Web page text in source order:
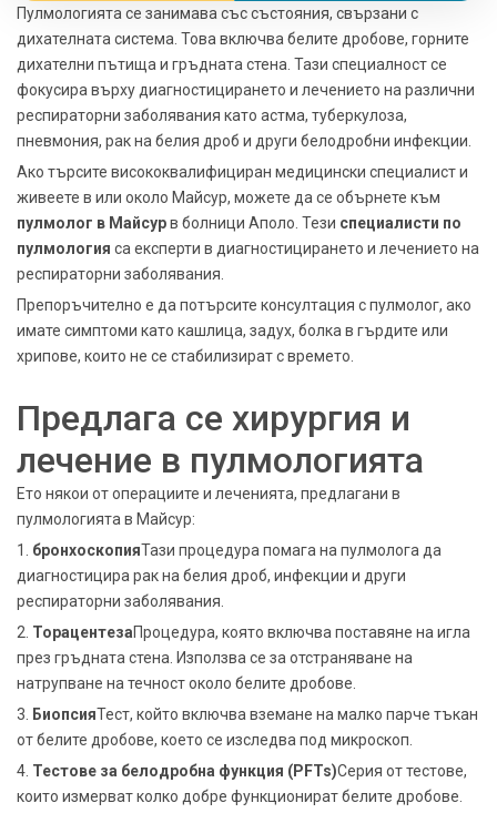
Пулмологията се занимава със състояния, свързани с
дихателната система. Това включва белите дробове, горните
дихателни пътища и гръдната стена. Тази специалност се
фокусира върху диагностицирането и лечението на различни
респираторни заболявания като астма, туберкулоза,
пневмония, рак на белия дроб и други белодробни инфекции.
Ако търсите висококвалифициран медицински специалист и
живеете в или около Майсур, можете да се обърнете към
пулмолог в Майсурв болници Аполо. Тези специалисти по
пулмология са експерти в диагностицирането и лечението на
респираторни заболявания.
Препоръчително е да потърсите консултация с пулмолог, ако
имате симптоми като кашлица, задух, болка в гърдите или
хрипове, които не се стабилизират с времето.
Предлага се хирургия и
лечение в пулмологията
Ето някои от операциите и леченията, предлагани в
пулмологията в Майсур:
1. бронхоскопияТази процедура помага на пулмолога да
диагностицира рак на белия дроб, инфекции и други
респираторни заболявания.
2. ТорацентезаПроцедура, която включва поставяне на игла
през гръдната стена. Използва се за отстраняване на
натрупване на течност около белите дробове.
3.
БиопсияТест, който включва вземане на малко парче тъкан
от белите дробове, което се изследва под микроскоп.
4. Тестове за белодробна функция (PFTs)Серия от тестове,
които измерват колко добре функционират белите дробове.